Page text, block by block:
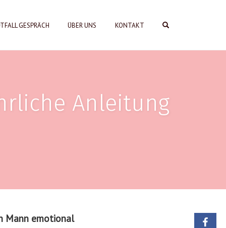
GESPRÄCH ÜBER UNS KONTAKT OPEN SEARCH FORM
Anleitung
Mann emotional